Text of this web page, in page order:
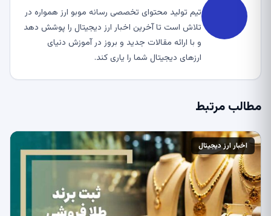
تیم تولید محتوای تخصصی رسانه موبو ارز همواره در
تلاش است تا آخرین اخبار ارز دیجیتال را پوشش دهد
و با ارائه مقالات جدید و بروز در آموزش دنیای
ارزهای دیجیتال شما را یاری کند.
مطالب مرتبط
اخبار ارز دیجیتال